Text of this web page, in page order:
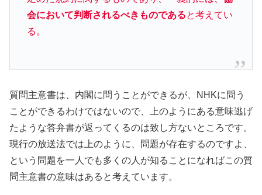
会において判断されるべきものであると考えてい
る。
質問主意書は、内閣に問うことができるが、NHKに問う
ことができるわけではないので、上のようにある意味逃げ
たような答弁書が返ってくるのは致し方ないところです。
現行の放送法では上のように、問題が存在するのですよ、
という問題を一人でも多くの人が知ることになればこの質
問主意書の意味はあると考えています。